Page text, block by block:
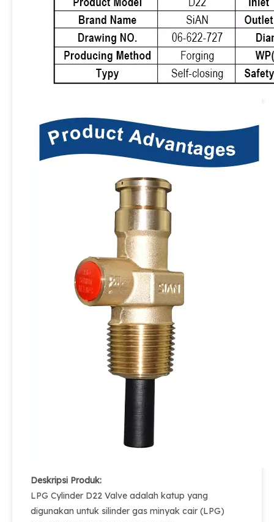
Deskripsi Produk:
LPG Cylinder D22 Valve adalah katup yang
digunakan untuk silinder gas minyak cair (LPG)